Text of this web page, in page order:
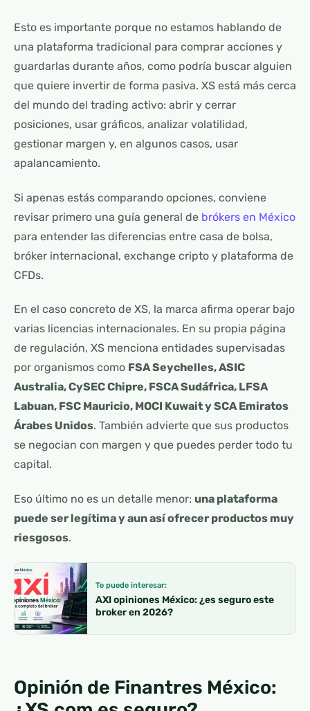
Esto es importante porque no estamos hablando de
una plataforma tradicional para comprar acciones y
guardarlas durante años, como podría buscar alguien
que quiere invertir de forma pasiva. XS está más cerca
del mundo del trading activo: abrir y cerrar
posiciones, usar gráficos, analizar volatilidad,
gestionar margen y, en algunos casos, usar
apalancamiento.
Si apenas estás comparando opciones, conviene
revisar primero una guía general de brókers en México
para entender las diferencias entre casa de bolsa,
bróker internacional, exchange cripto y plataforma de
CFDs.
En el caso concreto de XS, la marca afirma operar bajo
varias licencias internacionales. En su propia página
de regulación, XS menciona entidades supervisadas
por organismos como FSA Seychelles, ASIC
Australia, CySEC Chipre, FSCA Sudáfrica, LFSA
Labuan, FSC Mauricio, MOCI Kuwait y SCA Emiratos
Árabes Unidos. También advierte que sus productos
se negocian con margen y que puedes perder todo tu
capital.
Eso último no es un detalle menor: una plataforma
puede ser legítima y aun así ofrecer productos muy
riesgosos.
Te puede interesar:
AXI opiniones México: ¿es seguro este
broker en 2026?
Opinión de Finantres México: